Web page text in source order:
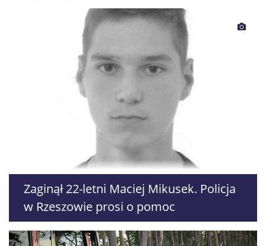
Zaginął 22-letni Maciej Mikusek. Policja
w Rzeszowie prosi o pomoc